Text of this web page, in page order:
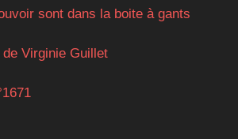
sont dans la boite à gants
Virginie Guillet